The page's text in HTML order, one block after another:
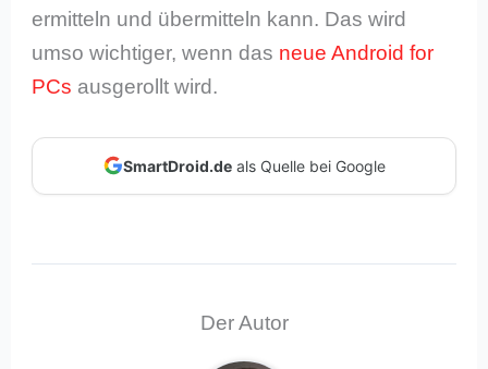
ermitteln und übermitteln kann. Das wird
umso wichtiger, wenn das neue Android for
PCs ausgerollt wird.
SmartDroid.deals Quelle bei Google
Der Autor